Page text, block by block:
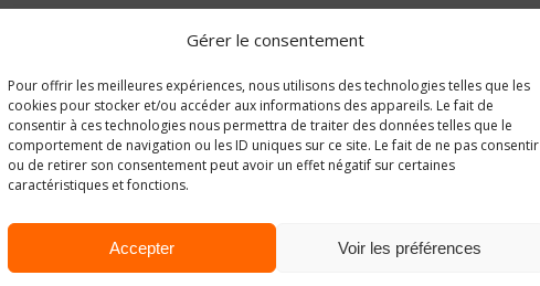
Gérer le consentement
Pour offrir les meilleures expériences, nous utilisons des technologies telles que les
cookies pour stocker et/ou accéder aux informations des appareils. Le fait de
consentir à ces technologies nous permettra de traiter des données telles que le
comportement de navigation ou les ID uniques sur ce site. Le fait de ne pas consentir
ou de retirer son consentement peut avoir un effet négatif sur certaines
caractéristiques et fonctions.
Accepter Voir les préférences